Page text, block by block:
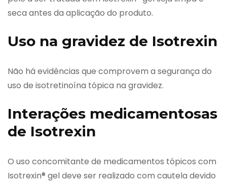
seca antes da aplicação do produto.
Uso na gravidez de Isotrexin
Não há evidências que comprovem a segurança do
uso de isotretinoína tópica na gravidez.
Interações medicamentosas
de Isotrexin
O uso concomitante de medicamentos tópicos com
Isotrexin® gel deve ser realizado com cautela devido